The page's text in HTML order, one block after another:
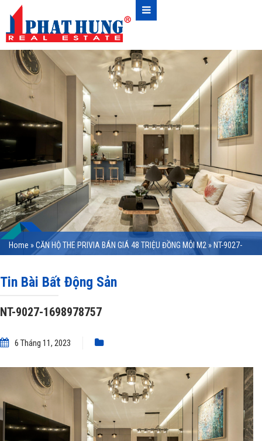
Home »CĂN HỘ THE PRIVIA BÁN GIÁ 48 TRIỆU ĐỒNG MỖI M2 » NT-9027-
Tin Bài Bất Động Sản
NT-9027-1698978757
6 Tháng 11, 2023